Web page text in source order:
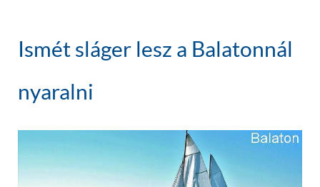
Ismét sláger lesz a Balatonnál
nyaralni